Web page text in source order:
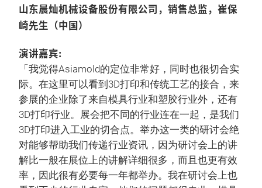
山东晨灿机械设备股份有限公司，销售总监，崔保
崎先生（中国）
演讲嘉宾:
「我觉得Asiamold的定位非常好，同时也很切合实
际。在这里可以看到3D打印和传统工艺的接合，来
参展的企业除了来自模具行业和塑胶行业外，还有
3D打印行业。展会把不同的行业连在一起，是我们
3D打印进入工业的切合点。举办这一类的研讨会绝
对能够帮助我们传递行业资讯，因为研讨会上的讲
解比一般在展位上的讲解详细很多，而且也更有效
率，因此很有必要每一年都举办。我在研讨会上也